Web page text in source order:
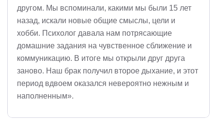
другом. Мы вспоминали, какими мы были 15 лет
назад, искали новые общие смыслы, цели и
хобби. Психолог давала нам потрясающие
домашние задания на чувственное сближение и
коммуникацию. В итоге мы открыли друг друга
заново. Наш брак получил второе дыхание, и этот
период вдвоем оказался невероятно нежным и
наполненным».